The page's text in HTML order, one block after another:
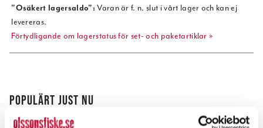
"Osäkert lagersaldo": Varan är f. n. slut i vårt lager och kan ej
levereras.
Förtydligande om lagerstatus för set- och paketartiklar »
POPULÄRT JUST NU